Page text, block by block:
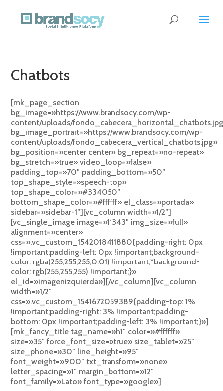
Chatbots
[mk_page_section
bg_image=»https://www.brandsocy.com/wp-
content/uploads/
bg_image_portrait=»https://www.brandsocy.com/wp-
content/uploads/fondo_cabecera_vertical_chatbots.jpg»
bg_position=»center center» bg_repeat=»no-repeat»
bg_stretch=»true» video_loop=»false»
padding_top=»70″ padding_bottom=»50″
top_shape_style=»speech-top»
top_shape_color=»#334050″
bottom_shape_color=»#ffffff» el_class=»portada»
sidebar=»sidebar-1″][vc_column width=»1/2″]
[vc_single_image image=»11343″ img_size=»full»
alignment=»center»
css=».vc_custom_1542018411880{padding-right: 0px
!important;padding-left: 0px !important;background-
color: rgba(255,255,255,0.01) !important;*background-
color: rgb(255,255,255) !important;}»
el_id=»imagenizquierda»][/vc_column][vc_column
width=»1/2″
css=».vc_custom_1541672059389{padding-top: 1%
!important;padding-right: 3% !important;padding-
bottom: 0px !important;padding-left: 3% !important;}»]
[mk_fancy_title tag_name=»h1″ color=»#ffffff»
size=»35″ force_font_size=»true» size_tablet=»25″
size_phone=»30″ line_height=»95″
font_weight=»900″ txt_transform=»none»
letter_spacing=»1″ margin_bottom=»12″
font_family=»Lato» font_type=»google»]